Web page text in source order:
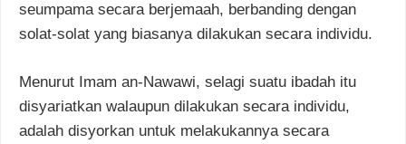
seumpama secara berjemaah, berbanding dengan
solat-solat yang biasanya dilakukan secara individu.
Menurut Imam an-Nawawi, selagi suatu ibadah itu
disyariatkan walaupun dilakukan secara individu,
adalah disyorkan untuk melakukannya secara